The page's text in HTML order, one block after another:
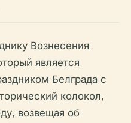
Вознесения
является
Белграда с
колокол,
возвещая об